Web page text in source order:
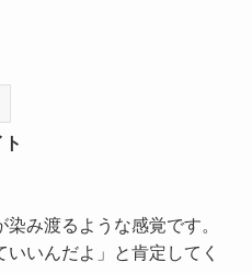
み渡るような感覚です。
いんだよ」と肯定してく